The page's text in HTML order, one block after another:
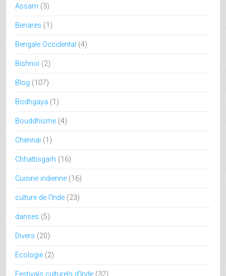
Assam (3)
Benares (1)
Bengale Occidental (4)
Bishnoï(2)
Blog (107)
Bodhgaya (1)
Bouddhisme (4)
Chennai (1)
Chhattisgarh (16)
Cuisine indienne (16)
culture de l'Inde (23)
danses (5)
Divers (20)
Ecologie (2)